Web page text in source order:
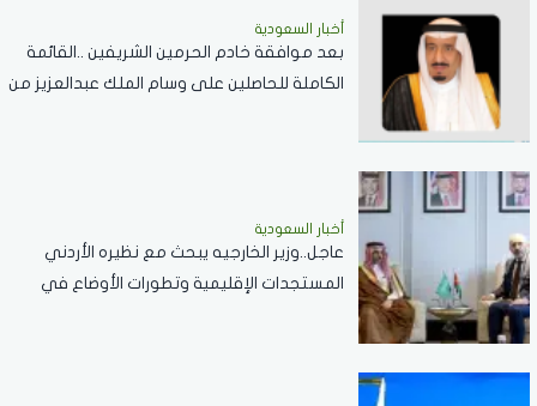
أخبار السعودية
بعد موافقة خادم الحرمين الشريفين ..القائمة
الكاملة للحاصلين على وسام الملك عبدالعزيز من
أخبار السعودية
عاجل..وزير الخارجيه يبحث مع نظيره الأردني
المستجدات الإقليمية وتطورات الأوضاع في